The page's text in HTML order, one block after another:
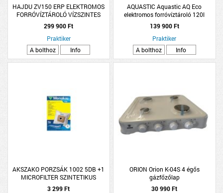
HAJDU ZV150 ERP ELEKTROMOS
FORRÓVÍZTÁROLÓ VÍZSZINTES
2400W
299 900 Ft
Praktiker
A bolthoz
Info
AQUASTIC Aquastic AQ Eco
elektromos forróvíztároló 120l
1800W
139 900 Ft
Praktiker
A bolthoz
Info
AKSZAKO PORZSÁK 1002 5DB +1
MICROFILTER SZINTETIKUS
3 299 Ft
ORION Orion K-04S 4 égős
gázfőzőlap
30 990 Ft